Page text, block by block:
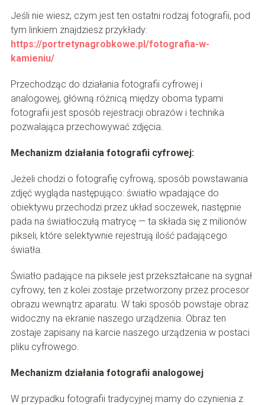
Jeśli nie wiesz, czym jest ten ostatni rodzaj fotografii, pod
tym linkiem znajdziesz przykłady:
https://portretynagrobkowe.pl/fotografia-w-
kamieniu/
Przechodząc do działania fotografii cyfrowej i
analogowej, główną różnicą między oboma typami
fotografii jest sposób rejestracji obrazów i technika
pozwalająca przechowywać zdjęcia.
Mechanizm działania fotografii cyfrowej:
Jeżeli chodzi o fotografię cyfrową, sposób powstawania
zdjęć wygląda następująco: światło wpadające do
obiektywu przechodzi przez układ soczewek, następnie
pada na światłoczułą matrycę — ta składa się z milionów
pikseli, które selektywnie rejestrują ilość padającego
światła.
Światło padające na piksele jest przekształcane na sygnał
cyfrowy, ten z kolei zostaje przetworzony przez procesor
obrazu wewnątrz aparatu. W taki sposób powstaje obraz
widoczny na ekranie naszego urządzenia. Obraz ten
zostaje zapisany na karcie naszego urządzenia w postaci
pliku cyfrowego.
Mechanizm działania fotografii analogowej
W przypadku fotografii tradycyjnej mamy do czynienia z